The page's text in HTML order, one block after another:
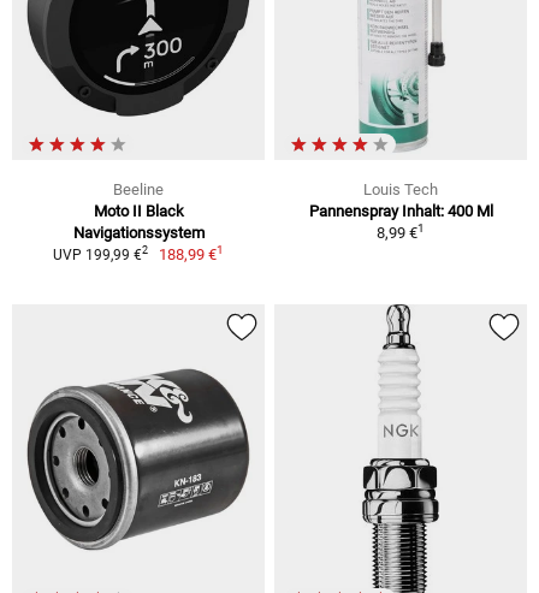
Beeline
Moto II Black
Navigationssystem
UVP 199,99 €2 188,99 €1
Louis Tech
Pannenspray Inhalt: 400 Ml
8,99 €1